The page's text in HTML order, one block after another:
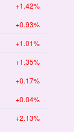
+1.42%
+0.93%
+1.01%
+1.35%
+0.17%
+0.04%
+2.13%